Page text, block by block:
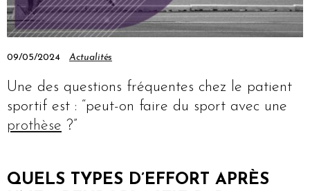
09/05/2024 Actualités
Une des questions fréquentes chez le patient
sportif est : “peut-on faire du sport avec une
prothèse ?”
QUELS TYPES D’EFFORT APRÈS